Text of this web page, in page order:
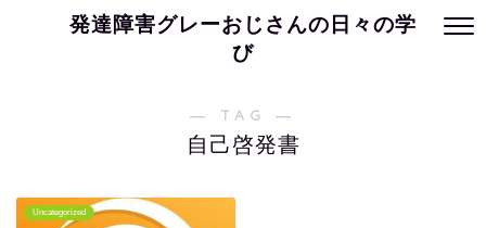
発達障害グレーおじさんの日々の学
び
― TAG ―
自己啓発書
Uncategorized